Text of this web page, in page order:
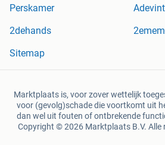
Perskamer
2dehands
Sitemap
Marktplaats is, voor zover wettelijk
voor (gevolg)schade die voortkomt uit
dan wel uit fouten of ontbrekende
Copyright © 2026 Marktplaats B.V. Alle